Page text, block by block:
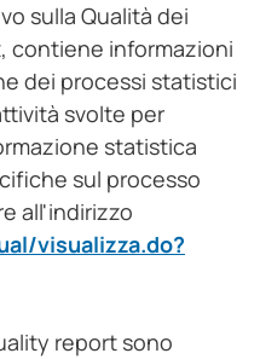
sulla Qualità dei
contiene informazioni
dei processi statistici
svolte per
statistica
sul processo
all'indirizzo
visualizza.do?
report sono